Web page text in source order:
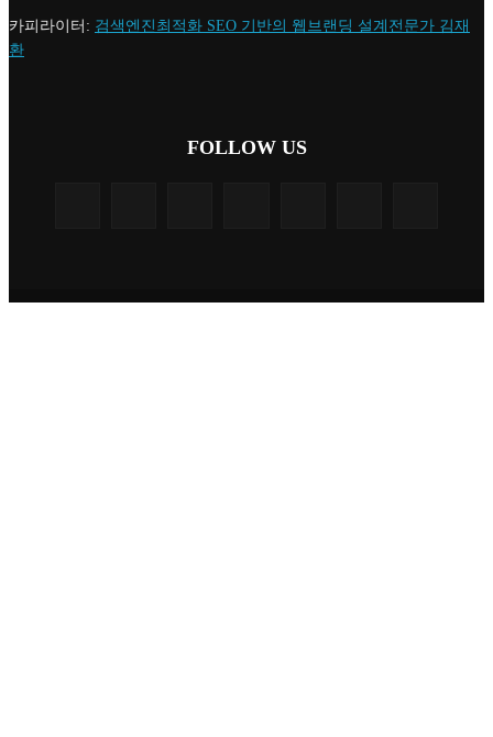
카피라이터: 검색엔진최적화 SEO 기반의 웹브랜딩 설계전문가 김재
환
FOLLOW US